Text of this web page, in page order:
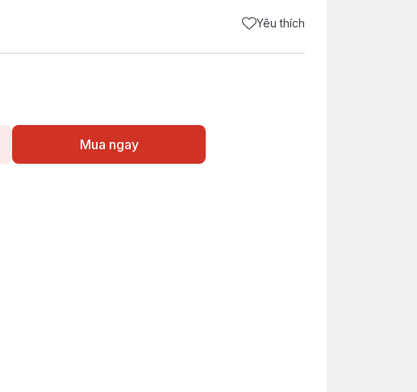
Yêu thích
Mua ngay